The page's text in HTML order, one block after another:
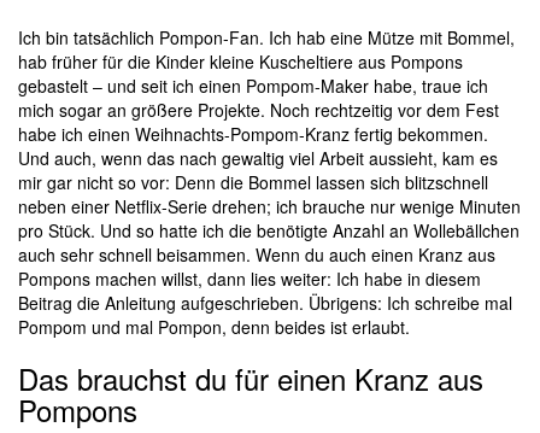
Ich bin tatsächlich Pompon-Fan. Ich hab eine Mütze mit Bommel,
hab früher für die Kinder kleine Kuscheltiere aus Pompons
gebastelt – und seit ich einen Pompom-Maker habe, traue ich
mich sogar an größere Projekte. Noch rechtzeitig vor dem Fest
habe ich einen Weihnachts-Pompom-Kranz fertig bekommen.
Und auch, wenn das nach gewaltig viel Arbeit aussieht, kam es
mir gar nicht so vor: Denn die Bommel lassen sich blitzschnell
neben einer Netflix-Serie drehen; ich brauche nur wenige Minuten
pro Stück. Und so hatte ich die benötigte Anzahl an Wollebällchen
auch sehr schnell beisammen. Wenn du auch einen Kranz aus
Pompons machen willst, dann lies weiter: Ich habe in diesem
Beitrag die Anleitung aufgeschrieben. Übrigens: Ich schreibe mal
Pompom und mal Pompon, denn beides ist erlaubt.
Das brauchst du für einen Kranz aus
Pompons